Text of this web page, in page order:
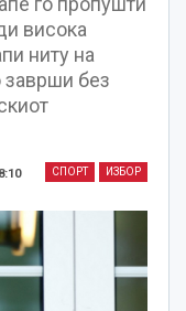
висока
ниту на
заврши без
СПОРТ ИЗБОР